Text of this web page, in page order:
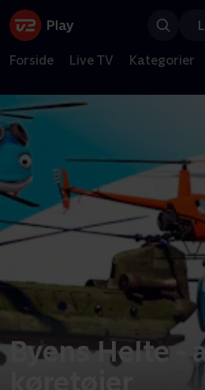
Forside Live TV Kategorier
Byens Helte -